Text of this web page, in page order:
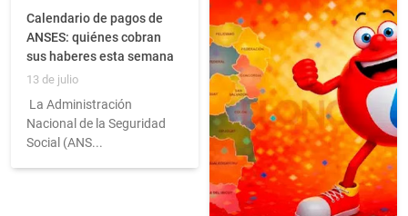
Calendario de pagos de
ANSES: quiénes cobran
sus haberes esta semana
13 de julio
La Administración
Nacional de la Seguridad
Social (ANS...